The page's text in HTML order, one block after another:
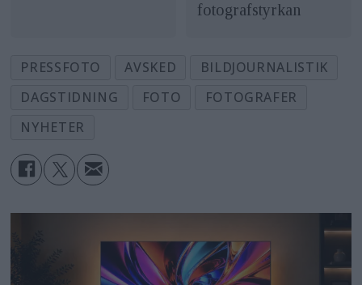
fotografstyrkan
PRESSFOTO AVSKED
BILDJOURNALISTIK
DAGSTIDNING
FOTO
FOTOGRAFER
NYHETER